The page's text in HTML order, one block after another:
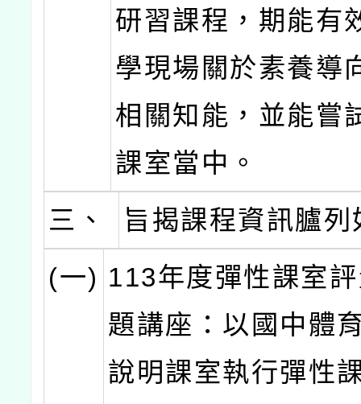
研習課程，期能有
學現場關於素養導
相關知能，並能嘗
課室當中。
三、
旨揭課程資訊臚列
(一) 113年度彈性課室
題講座：以國中體
說明課室執行彈性